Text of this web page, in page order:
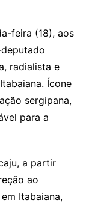
feira (18), aos
radialista e
Ícone
sergipana,
para a
a partir
ao
Itabaiana,